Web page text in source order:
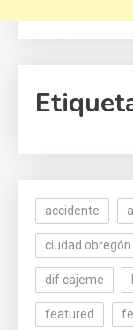
accidente
ciudad obregón
dif cajeme
featured